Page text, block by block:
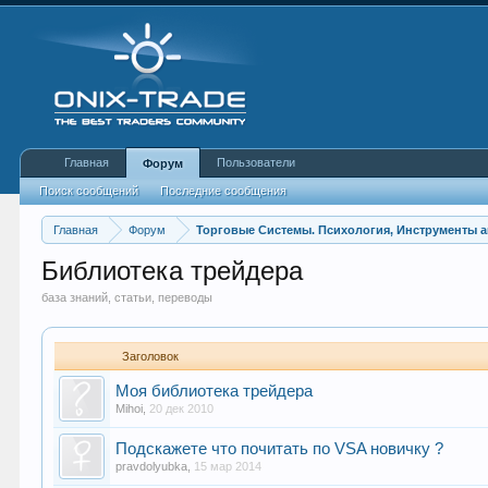
Главная Форум Торговые Системы. Психология, Инструменты
Библиотека трейдера
база знаний, статьи, переводы
Заголовок
Моя библиотека трейдера
Mihoi 20 дек 2010
Подскажете что почитать по VSA новичку ?
pravdolyubka 15 мар 2014
Главная Форум
Поиск сообщений Последние сообщения
Пользователи